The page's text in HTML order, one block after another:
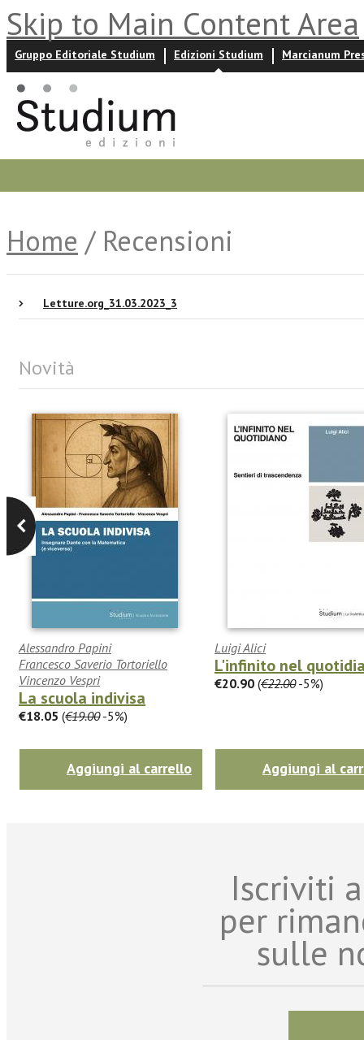
Skip to Main Content Area
Gruppo Editoriale Studium Edizioni Studium Marcianum
Home / Recensioni
Letture.org_31.03.2023_3
Novità
Alessandro Papini
Francesco Saverio Tortoriello
Vincenzo Vespri
La scuola indivisa
€18.05 (€19.00-5%)
Aggiungi al carrello
Luigi Alici
L'infinito nel
€20.90 (€22.00-5%)
Aggiungi al
Iscriviti
per
sulle